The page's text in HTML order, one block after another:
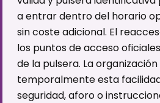
a entrar dentro del horario
sin coste adicional. El
los puntos de acceso
de la pulsera. La
temporalmente esta
seguridad, aforo o